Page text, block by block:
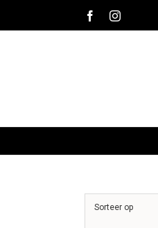
FacebookInstagram
Sorteer op